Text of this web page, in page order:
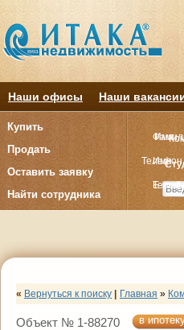
Наши офисы Наши
Купить
Продать
Оставить заявку
Найти сотрудника
Имя
Телефон
E-mail
Имя
« Вернуться к поиску Главная »
Объект № 1-88270 в